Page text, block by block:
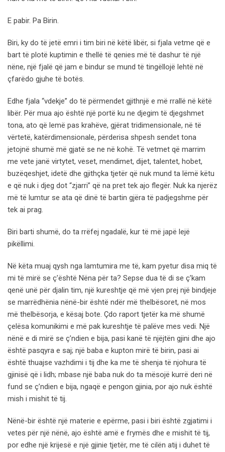
E pabir. Pa Birin.
Biri, ky do të jetë emri i tim biri në këtë libër, si fjala vetme që e
bart të plotë kuptimin e thellë të qenies më të dashur të një
nëne, një fjalë që jam e bindur se mund të tingëllojë lehtë në
çfarëdo gjuhe të botës.
Edhe fjala “vdekje” do të përmendet gjithnjë e më rrallë në këtë
libër. Për mua ajo është një portë ku ne djegim të djegshmet
tona, ato që lemë pas krahëve, gjërat tridimensionale, në të
vërtetë, katërdimensionale, përderisa shpesh sendet tona
jetojnë shumë më gjatë se ne në kohë. Të vetmet që marrim
me vete janë virtytet, veset, mendimet, dijet, talentet, hobet,
buzëqeshjet, idetë dhe gjithçka tjetër që nuk mund ta lëmë këtu
e që nuk i djeg dot “zjarri” që na pret tek ajo flegër. Nuk ka njerëz
më të lumtur se ata që dinë të bartin gjëra të padjegshme për
tek ai prag.
Biri barti shumë, do ta rrëfej ngadalë, kur të më japë lejë
pikëllimi.
Në këta muaj qysh nga lamtumira me të, kam pyetur disa miq të
mi të mirë se ç’është Nëna për ta? Sepse dua të di se ç’kam
qenë unë për djalin tim, një kureshtje që më vjen prej një bindjeje
se marrëdhënia nënë-bir është ndër më thelbësoret, në mos
më thelbësorja, e kësaj bote. Çdo raport tjetër ka më shumë
çelësa komunikimi e më pak kureshtje të palëve mes vedi. Një
nënë e di mirë se ç’ndien e bija, pasi kanë të njëjtën gjini dhe ajo
është pasqyra e saj; një baba e kupton mirë të birin, pasi ai
është thuajse vazhdimi i tij dhe ka me të shenja të njohura të
gjinisë që i lidh; mbase një baba nuk do ta mësojë kurrë deri në
fund se ç’ndien e bija, ngaqë e pengon gjinia, por ajo nuk është
mish i mishit të tij.
Nënë-bir është një materie e epërme, pasi i biri është zgjatimi i
vetes për një nënë, ajo është amë e frymës dhe e mishit të tij,
por edhe një krijesë e një gjinie tjetër, me të cilën atij i duhet të